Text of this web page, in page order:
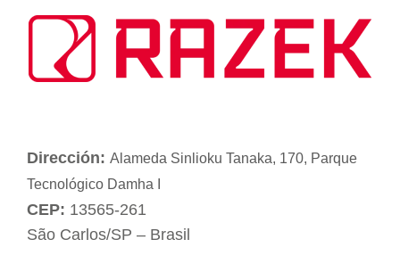
Dirección: Alameda Sinlioku Tanaka, 170, Parque
Tecnológico Damha I
CEP: 13565-261
São Carlos/SP – Brasil